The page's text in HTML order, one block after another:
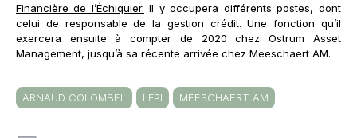
Financière de l’Échiquier. Il y occupera différents postes, dont
celui de responsable de la gestion crédit. Une fonction qu’il
exercera ensuite à compter de 2020 chez Ostrum Asset
Management, jusqu’à sa récente arrivée chez Meeschaert AM.
ARNAUD COLOMBEL LFPI MEESCHAERT AM